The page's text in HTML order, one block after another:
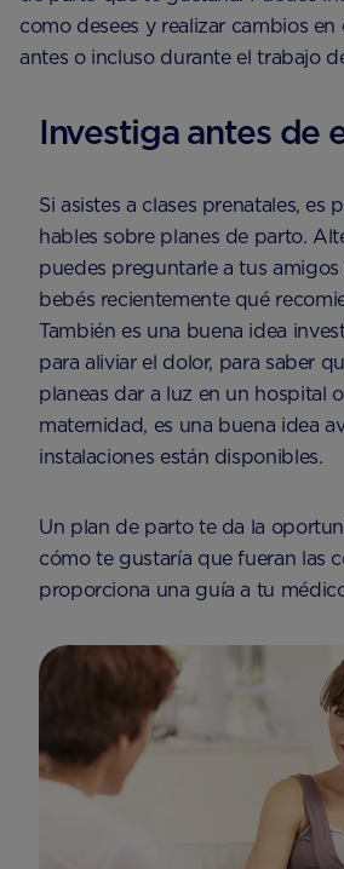
como desees y realizar cambios
antes o incluso durante el trabajo
Investiga antes de
Si asistes a clases prenatales, es
hables sobre planes de parto.
puedes preguntarle a tus
bebés recientemente qué
También es una buena idea
para aliviar el dolor, para saber
planeas dar a luz en un hospital
maternidad, es una buena idea
instalaciones están disponibles.
Un plan de parto te da la
cómo te gustaría que fueran las
proporciona una guía a tu